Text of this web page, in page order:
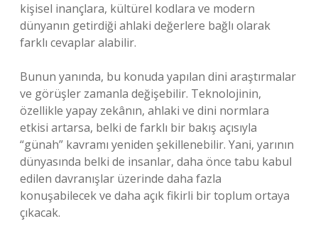
kişisel inançlara, kültürel kodlara ve modern
dünyanın getirdiği ahlaki değerlere bağlı olarak
farklı cevaplar alabilir.
Bunun yanında, bu konuda yapılan dini araştırmalar
ve görüşler zamanla değişebilir. Teknolojinin,
özellikle yapay zekânın, ahlaki ve dini normlara
etkisi artarsa, belki de farklı bir bakış açısıyla
“günah” kavramı yeniden şekillenebilir. Yani, yarının
dünyasında belki de insanlar, daha önce tabu kabul
edilen davranışlar üzerinde daha fazla
konuşabilecek ve daha açık fikirli bir toplum ortaya
çıkacak.